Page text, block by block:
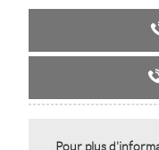
Pour plus